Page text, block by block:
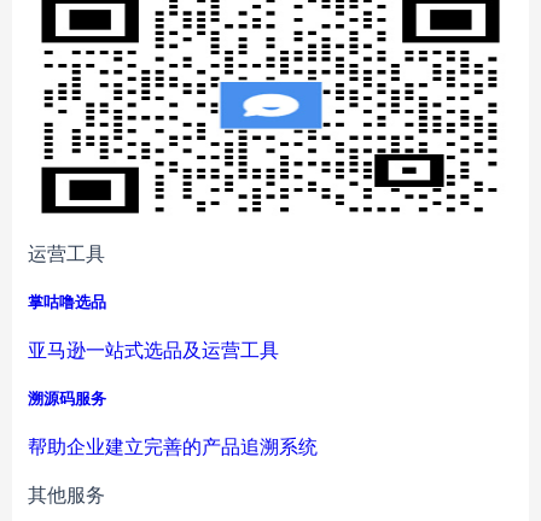
运营工具
掌咕噜选品
亚马逊一站式选品及运营工具
溯源码服务
帮助企业建立完善的产品追溯系统
其他服务